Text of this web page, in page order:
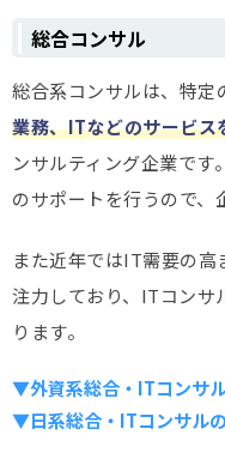
総合コンサル
総合系コンサルは、特定
業務、ITなどのサービス
ンサルティング企業です
のサポートを行うので、
また近年ではIT需要の
注力しており、ITコンサ
ります。
▼外資系総合・ITコンサ
▼日系総合・ITコンサル